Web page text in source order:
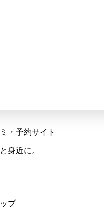
・予約サイト
身近に。
プ